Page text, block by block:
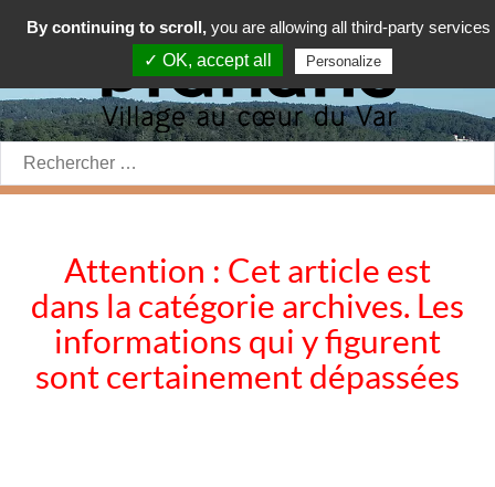
Rechercher:
Attention : Cet article est
dans la catégorie archives. Les
informations qui y figurent
sont certainement dépassées
By continuing to scroll, you are allowing all third-party services
✓ OK, accept all
Personalize